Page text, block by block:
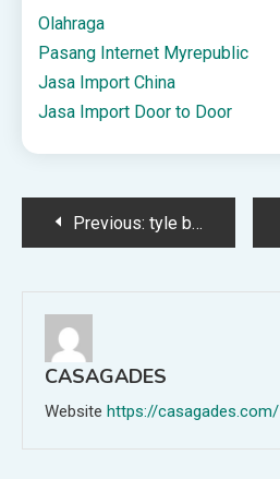
Olahraga
Pasang Internet Myrepublic
Jasa Import China
Jasa Import Door to Door
PostPrevious: tyle będzie pauzował kapitan Realu Madryt
CASAGADES
Website https://casagades.com/